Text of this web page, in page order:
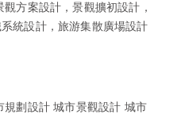
方案設計，景觀擴初設計，
統設計，旅游集散廣場設計
規劃設計 城市景觀設計 城市